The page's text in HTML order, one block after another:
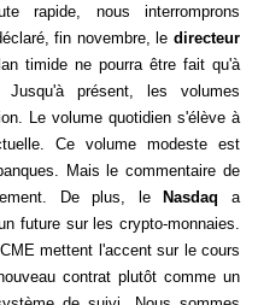
rapide, nous interromprons
fin novembre, le directeur
timide ne pourra être fait qu'à
Jusqu'à présent, les volumes
Le volume quotidien s'élève à
Ce volume modeste est
Mais le commentaire de
De plus, le Nasdaq a
future sur les crypto-monnaies.
mettent l'accent sur le cours
contrat plutôt comme un